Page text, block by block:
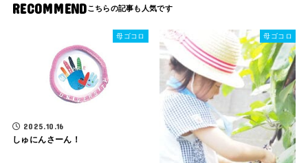
RECOMMEND
母ゴコロ
2025.10.16
しゅにんさーん！
母ゴコロ